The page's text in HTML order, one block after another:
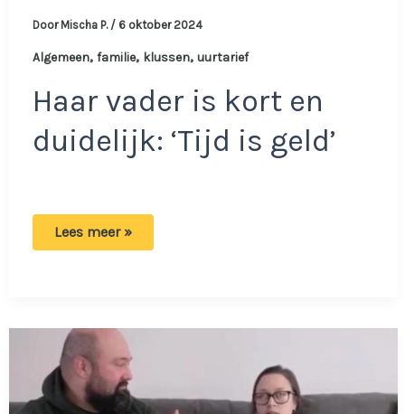
Door Mischa P. / 6 oktober 2024
Algemeen, familie, klussen, uurtarief
Haar vader is kort en
duidelijk: ‘Tijd is geld’
Weduwe
klussen
in
ons
huisje
als
ik
Lees meer »